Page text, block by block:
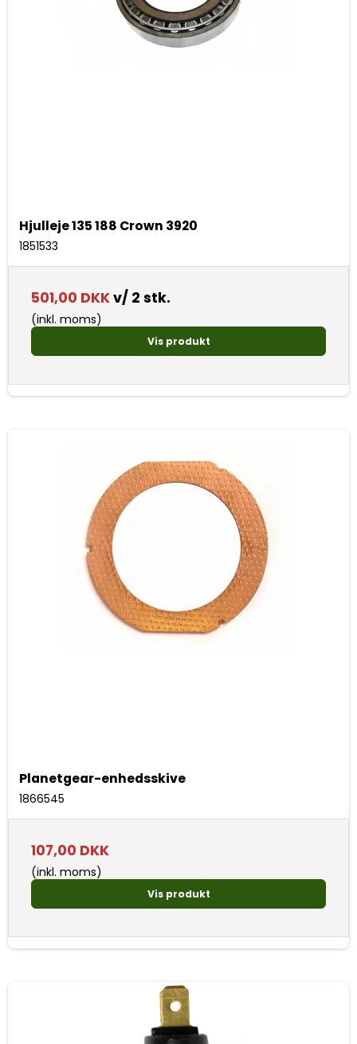
Hjulleje 135 188 Crown 3920
1851533
501,00 DKKv/ 2 stk.
(inkl. moms)
Vis produkt
Planetgear-enhedsskive
1866545
107,00 DKK
(inkl. moms)
Vis produkt